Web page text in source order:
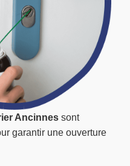
Ancinnes sont
garantir une ouverture